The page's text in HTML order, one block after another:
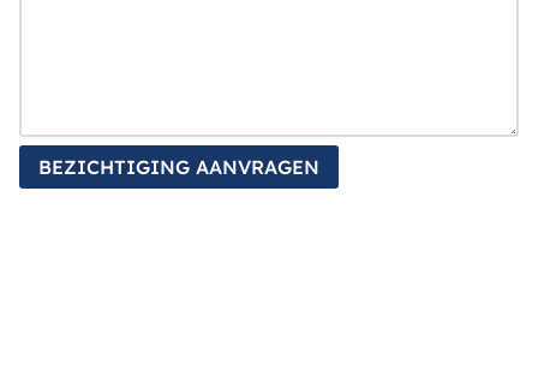
BEZICHTIGING AANVRAGEN